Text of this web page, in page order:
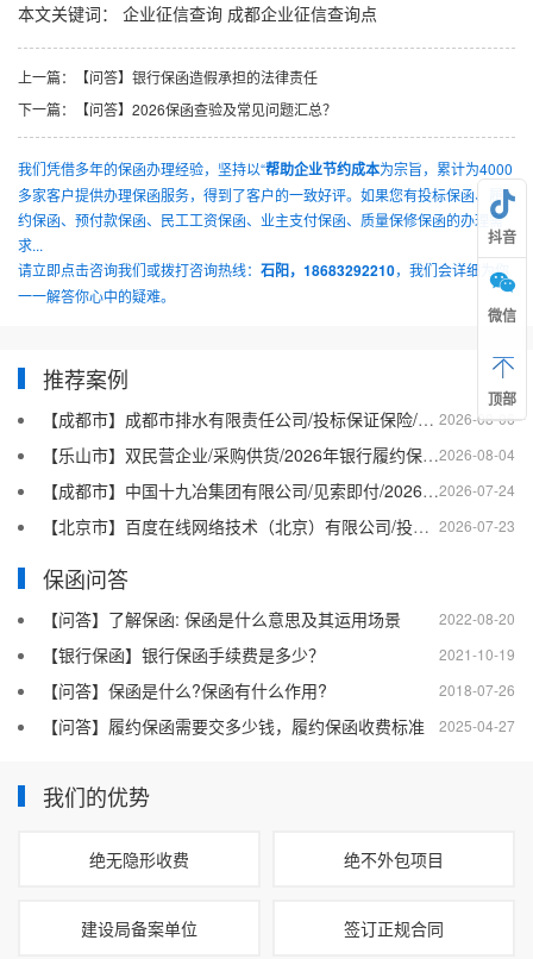
本文关键词： 企业征信查询 成都企业征信查询点
上一篇：
【问答】银行保函造假承担的法律责任
下一篇：
【问答】2026保函查验及常见问题汇总？
我们凭借多年的保函办理经验，坚持以“帮助企业节约成本为宗旨，累计为4000
多家客户提供办理保函服务，得到了客户的一致好评。如果您有投标保函、履
约保函、预付款保函、民工工资保函、业主支付保函、质量保修保函的办理需
求...
请立即点击咨询我们或拨打咨询热线： 石阳，18683292210，我们会详细为你
一一解答你心中的疑难。
推荐案例
2026-08-06
【成都市】成都市排水有限责任公司/投标保证保险/2026银行投标保函十三
2026-08-04
【乐山市】双民营企业/采购供货/2026年银行履约保函四十二
2026-07-24
【成都市】中国十九冶集团有限公司/见索即付/2026年银行履约保函四十一
2026-07-23
【北京市】百度在线网络技术（北京）有限公司/投标保函/2026银行投标保函十二
保函问答
2022-08-20
【问答】了解保函: 保函是什么意思及其运用场景
2021-10-19
【银行保函】银行保函手续费是多少？
2018-07-26
【问答】保函是什么?保函有什么作用?
2025-04-27
【问答】履约保函需要交多少钱，履约保函收费标准
我们的优势
绝无隐形收费 绝不外包项目
建设局备案单位 签订正规合同
抖音
微信
顶部